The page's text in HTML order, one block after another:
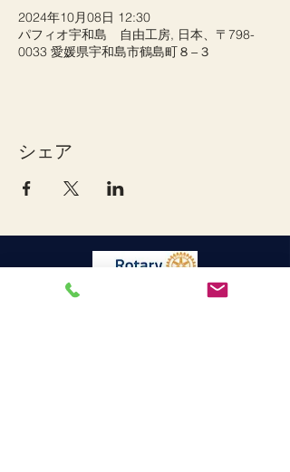
2024年10月08日 12:30
パフィオ宇和島 自由工房, 日本、〒798-
0033 愛媛県宇和島市鶴島町８−３
シェア